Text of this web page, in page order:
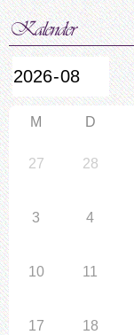
M D
27 28
3 4
10 11
17 18